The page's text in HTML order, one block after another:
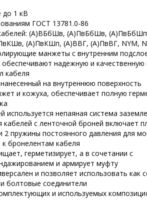
до 1 кВ
ГОСТ 13781.0-86
(А)ВБбШв, (А)ПвБбШв,
(А)ПвКШп, (А)ВВГ, (А)ПвВГ, NYM,
манжеты с внутренним
обеспечивают надежную и
кабеля
на внутреннюю поверхность
и кожуха, обеспечивает полную
используется непаяная система
с ленточной броней включает
2 пружины постоянного давления для
бронелентам кабеля
герметизирует, а в сочетании с
и армирует муфту
и позволяет использовать как
болтовые соединители
и используемых